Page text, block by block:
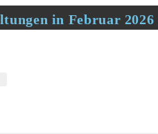
in Februar 2026